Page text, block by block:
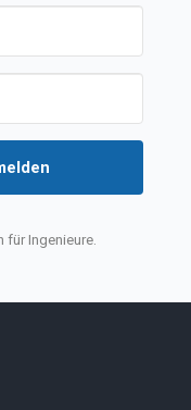
für Ingenieure.